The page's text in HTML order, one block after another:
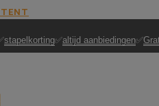
stapelkorting✅altijd aanbiedingen✅